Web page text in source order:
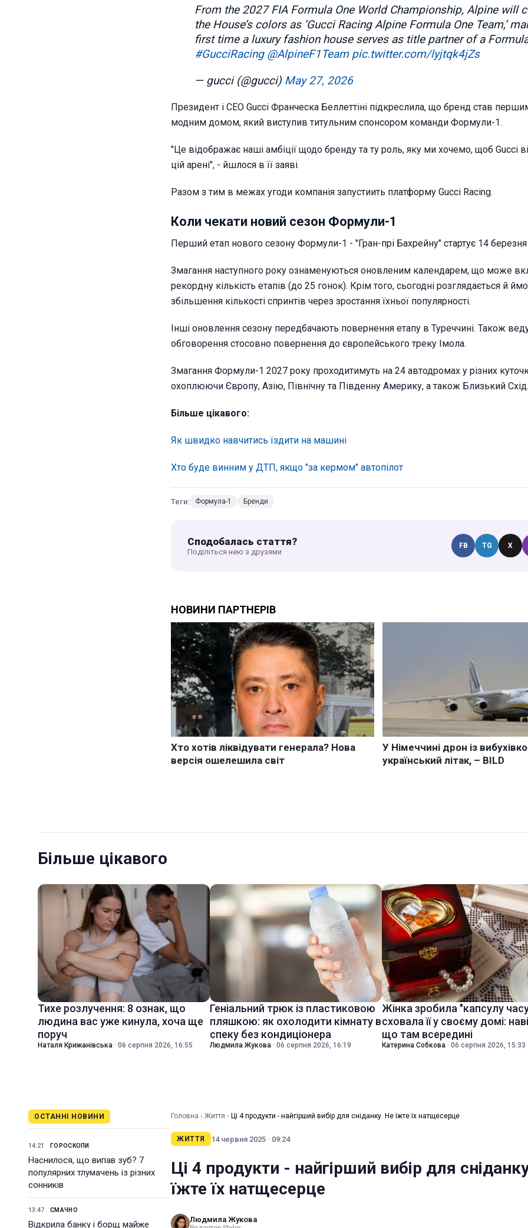
From the 2027 FIA Formula One World Championship, Alpine will
the House’s colors as ‘Gucci Racing Alpine Formula One Team,’
first time a luxury fashion house serves as title partner of a
#GucciRacing @AlpineF1Team pic.twitter.com/lyjtqk4jZs
— gucci (@gucci) May 27, 2026
Президент і CEO Gucci Франческа Беллеттіні підкреслила, що бренд став
модним домом, який виступив титульним спонсором команди Формули-1.
"Це відображає наші амбіції щодо бренду та ту роль, яку ми хочемо, щоб Gucci
цій арені", - йшлося в її заяві.
Разом з тим в межах угоди компанія запустиить платформу Gucci Racing.
Коли чекати новий сезон Формули-1
Перший етап нового сезону Формули-1 - "Гран-прі Бахрейну" стартує 14
Змагання наступного року ознаменуються оновленим календарем, що може
рекордну кількість етапів (до 25 гонок). Крім того, сьогодні розглядається й
збільшення кількості спринтів через зростання їхньої популярності.
Інші оновлення сезону передбачають повернення етапу в Туреччині. Також
обговорення стосовно повернення до європейського треку Імола.
Змагання Формули-1 2027 року проходитимуть на 24 автодромах у різних
охоплюючи Європу, Азію, Північну та Південну Америку, а також Близький Схід.
Більше цікавого:
Як швидко навчитись їздити на машині
Хто буде винним у ДТП, якщо "за кермом" автопілот
Теги: Формула-1 Бренди
Сподобалась стаття?
Поділіться нею з друзями
FB TG X
Більше цікавого
Тихе розлучення: 8 ознак, що
людина вас уже кинула, хоча ще
поруч
Наталя Крижанівська · 06 серпня 2026, 16:55
Геніальний трюк із пластиковою
пляшкою: як охолодити кімнату в
спеку без кондиціонера
Людмила Жукова · 06 серпня 2026, 16:19
Жінка зробила "капсулу
сховала її у своєму домі:
що там всередині
Катерина Собкова · 06 серпня 2026, 15:33
ОСТАННІ НОВИНИ
14:21 ГОРОСКОПИ
Наснилося, що випав зуб? 7
популярних тлумачень із різних
сонників
13:47 СМАЧНО
Відкрила банку і борщ майже
Головна › Життя › Ці 4 продукти - найгірший вибір для сніданку. Не їжте їх натщесерце
ЖИТТЯ 14 червня 2025 · 09:24
Ці 4 продукти - найгірший вибір для
їжте їх натщесерце
Людмила Жукова